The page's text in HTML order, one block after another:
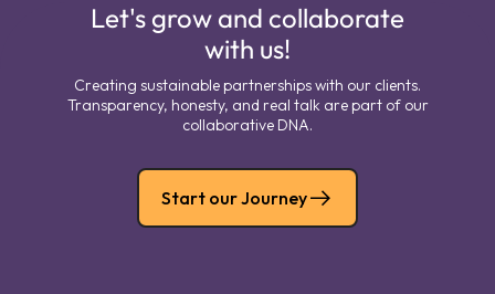
Let's grow and collaborate
with us!
Creating sustainable partnerships with our clients.
Transparency, honesty, and real talk are part of our
collaborative DNA.
Start our Journey